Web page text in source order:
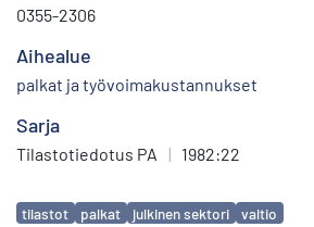
0355-2306
Aihealue
palkat ja työvoimakustannukset
Sarja
Tilastotiedotus PA | 1982:22
Avainsanat
tilastot palkat julkinen sektori valtio